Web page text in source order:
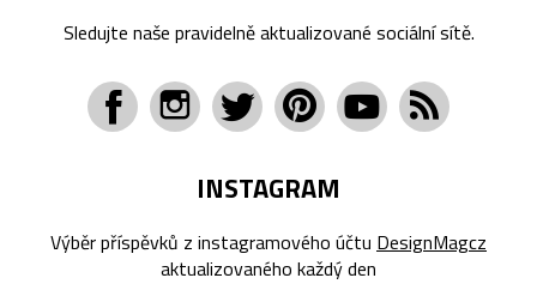
Sledujte naše pravidelně aktualizované sociální sítě.
INSTAGRAM
Výběr příspěvků z instagramového účtu DesignMagcz
aktualizovaného každý den